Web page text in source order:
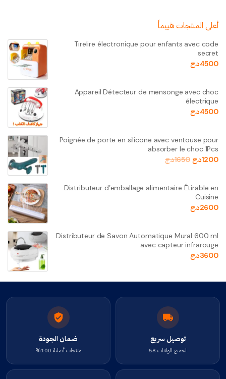
أعلى المنتجات تقييماً
Tirelire électronique pour enfants avec code
secret
4500د.ج
Appareil Détecteur de mensonge avec choc
électrique
4500د.ج
Poignée de porte en silicone avec ventouse pour
absorber le choc 1Pcs
1200د.ج 1650د.ج
Distributeur d’emballage alimentaire Étirable en
Cuisine
2600د.ج
Distributeur de Savon Automatique Mural 600 ml
avec capteur infrarouge
3600د.ج
توصيل سريع
لجميع الولايات 58
ضمان الجودة
منتجات أصلية 100%